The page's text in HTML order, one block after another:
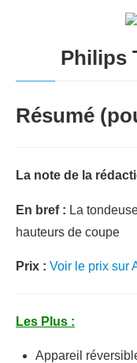
Philips
Résumé
La note de la
En bref : La
hauteurs de coupe
Prix : Voir le prix sur
Les Plus :
Appareil